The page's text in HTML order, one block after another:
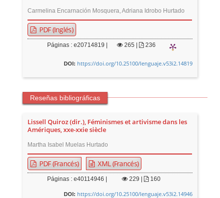
Carmelina Encarnación Mosquera, Adriana Idrobo Hurtado
PDF (Inglés)
Páginas : e20714819 | 265 | 236
DOI: https://doi.org/10.25100/lenguaje.v53i2.14819
Reseñas bibliográficas
Lissell Quiroz (dir.), Féminismes et artivisme dans les
Amériques, xxe-xxie siècle
Martha Isabel Muelas Hurtado
PDF (Francés) XML (Francés)
Páginas : e40114946 | 229 | 160
DOI: https://doi.org/10.25100/lenguaje.v53i2.14946